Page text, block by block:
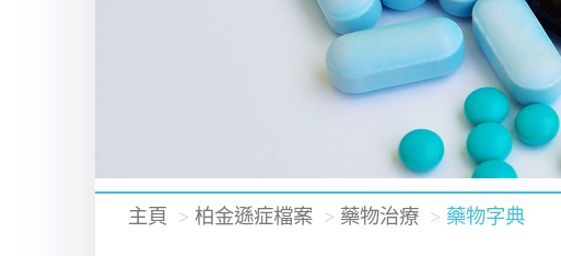
主頁 柏金遜症檔案 藥物治療 藥物字典